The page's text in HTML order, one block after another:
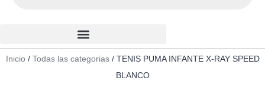
Inicio/ Todas las categorias/ TENIS PUMA INFANTE X-RAY SPEED
BLANCO